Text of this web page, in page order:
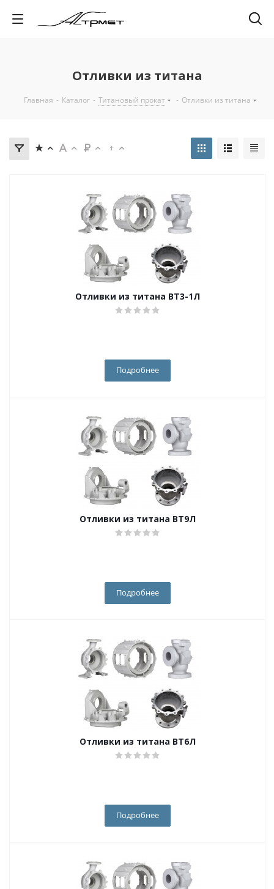
Отливки из титана
Главная - Каталог - Титановый прокат - Отливки из титана
Отливки из титана ВТ3-1Л
Подробнее
Отливки из титана ВТ9Л
Подробнее
Отливки из титана ВТ6Л
Подробнее